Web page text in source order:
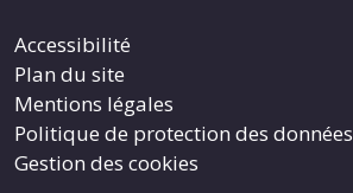
Accessibilité
Plan du site
Mentions légales
Politique de protection des données
Gestion des cookies